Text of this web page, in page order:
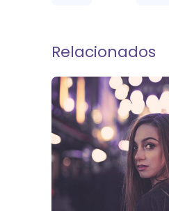
Relacionados